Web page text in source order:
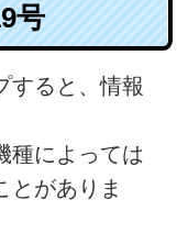
号
すると、情報
種によっては
とがありま